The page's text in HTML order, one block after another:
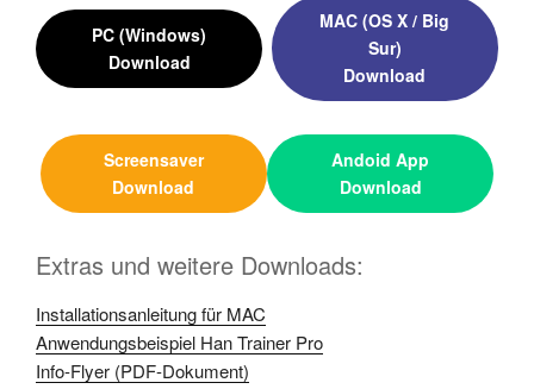
PC (Windows)
Download
MAC (OS X / Big
Sur)
Download
Screensaver
Download
Andoid App
Download
Extras und weitere Downloads:
Installationsanleitung für MAC
Anwendungsbeispiel Han Trainer Pro
Info-Flyer (PDF-Dokument)